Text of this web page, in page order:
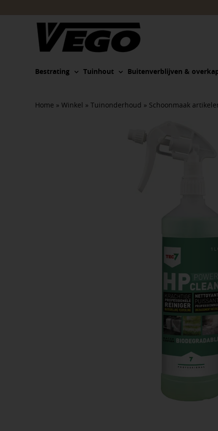
Bestrating Tuinhout Buitenverblijven &
Home » Winkel » Tuinonderhoud » Schoonmaak